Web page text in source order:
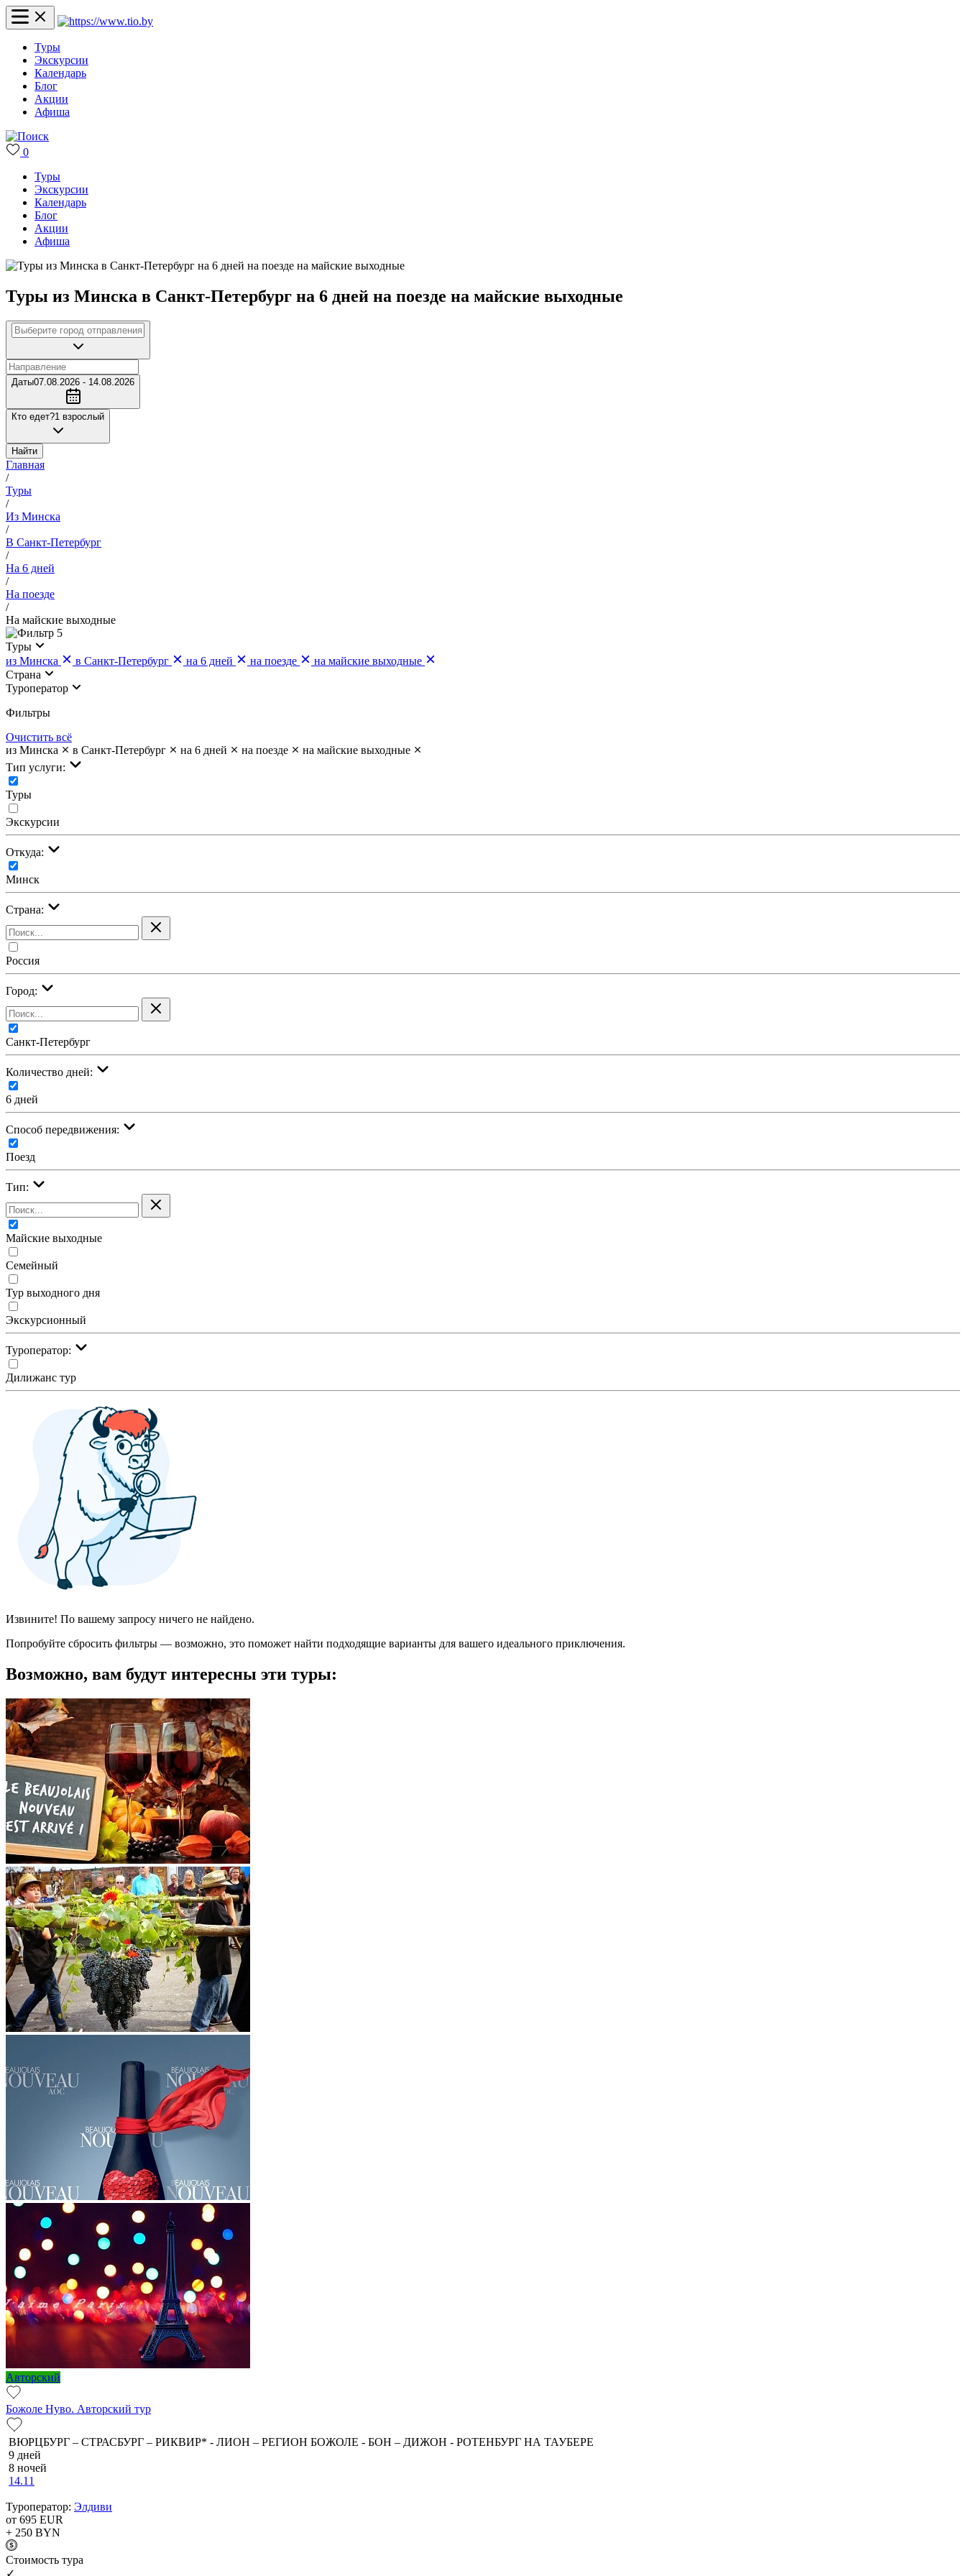
Туры
Экскурсии
Календарь
Блог
Акции
Афиша
0
Туры
Экскурсии
Календарь
Блог
Акции
Афиша
Туры из Минска в Санкт-Петербург на 6 дней на поезде на майские выходные
Даты07.08.2026 - 14.08.2026
Кто едет?1 взрослый
Найти
Главная
/
Туры
/
Из Минска
/
В Санкт-Петербург
/
На 6 дней
/
На поезде
/
На майские выходные
5
Туры
из Минска
в Санкт-Петербург на 6 дней на поезде
на майские выходные
Страна
Туроператор
Фильтры
Очистить всё
из Минска
в Санкт-Петербург на 6 дней на поезде
на майские выходные
Тип услуги:
Туры
Экскурсии
Откуда:
Минск
Страна:
Россия
Город:
Санкт-Петербург
Количество дней:
6 дней
Cпособ передвижения:
Поезд
Тип:
Майские выходные
Семейный
Тур выходного дня
Экскурсионный
Туроператор:
Дилижанс тур
Извините! По вашему запросу ничего не найдено.
Попробуйте сбросить фильтры — возможно, это поможет найти подходящие варианты для вашего идеального приключения.
Возможно, вам будут интересны эти туры:
Авторский
Божоле Нуво. Авторский тур
ВЮРЦБУРГ – СТРАСБУРГ – РИКВИР* - ЛИОН – РЕГИОН БОЖОЛЕ - БОН – ДИЖОН - РОТЕНБУРГ НА ТАУБЕРЕ
9 дней
8 ночей
14.11
Туроператор: Элдиви
от 695 EUR
+ 250 BYN
Cтоимость тура
✓